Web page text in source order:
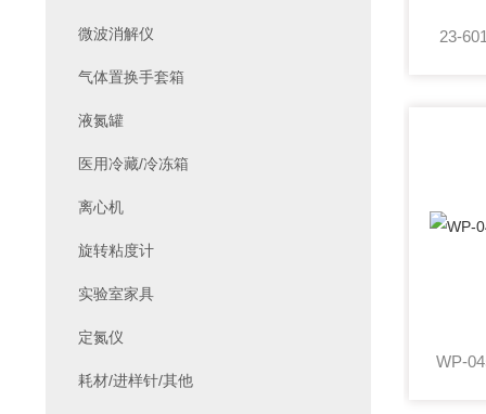
23-
微波消解仪
气体置换手套箱
液氮罐
医用冷藏/冷冻箱
离心机
旋转粘度计
实验室家具
定氮仪
耗材/进样针/其他